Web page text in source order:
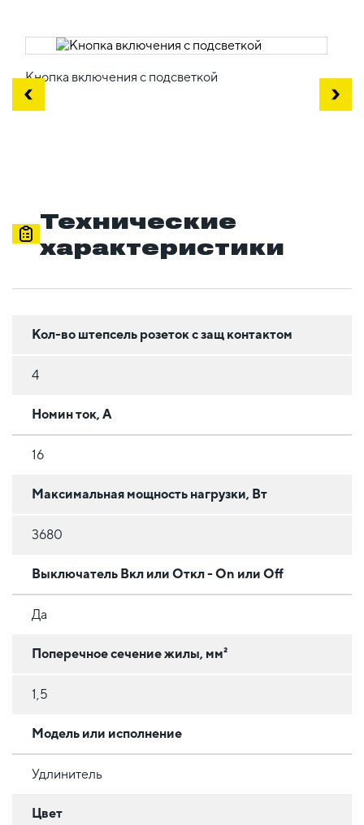
Кнопка включения с подсветкой
Технические
характеристики
Кол-во штепсель розеток с защ контактом
4
Номин ток, А
16
Максимальная мощность нагрузки, Вт
3680
Выключатель Вкл или Откл - On или Off
Да
Поперечное сечение жилы, мм²
1,5
Модель или исполнение
Удлинитель
Цвет